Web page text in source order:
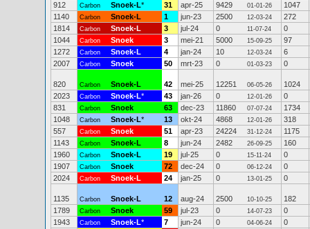
912
Carbon Snoek-L* 31 apr-25 9429 01-01-26
1047
1140
Carbon Snoek-L 1 jun-23 2500 12-03-24
272
1814
Carbon Snoek-L 3 jul-24 0 11-07-24
0
1044
Carbon Snoek 3 mei-21 5000 15-09-25
97
1272
Carbon Snoek-L 4 jan-24 10 12-03-24
6
2007
Carbon Snoek 50 mrt-23 0 01-03-23 0
820 Carbon Snoek-L 42 mei-25 12251 06-05-26
1024
2023
Carbon Snoek-L* 43 jan-26 0 12-01-26
0
831
Carbon Snoek 63 dec-23 11860 07-07-24
1734
1048
Carbon Snoek-L* 13 okt-24 4868 12-01-26
318
557
Carbon Snoek 51 apr-23 24224 31-12-24
1175
1143
Carbon Snoek-L 8 jun-24 2482 26-09-25
160
1960
Carbon Snoek-L 19 jul-25 0 15-11-24
0
1907
Carbon Snoek 72 dec-24 0 06-12-24
0
2024
Carbon Snoek-L 24 jan-25 0 13-01-25 0
1135 Carbon Snoek-L 12 aug-24 2500 10-10-25
182
1789
Carbon Snoek 59 jul-23 0 14-07-23
0
1943
Carbon Snoek-L* 7 jun-24 0 04-06-24
0